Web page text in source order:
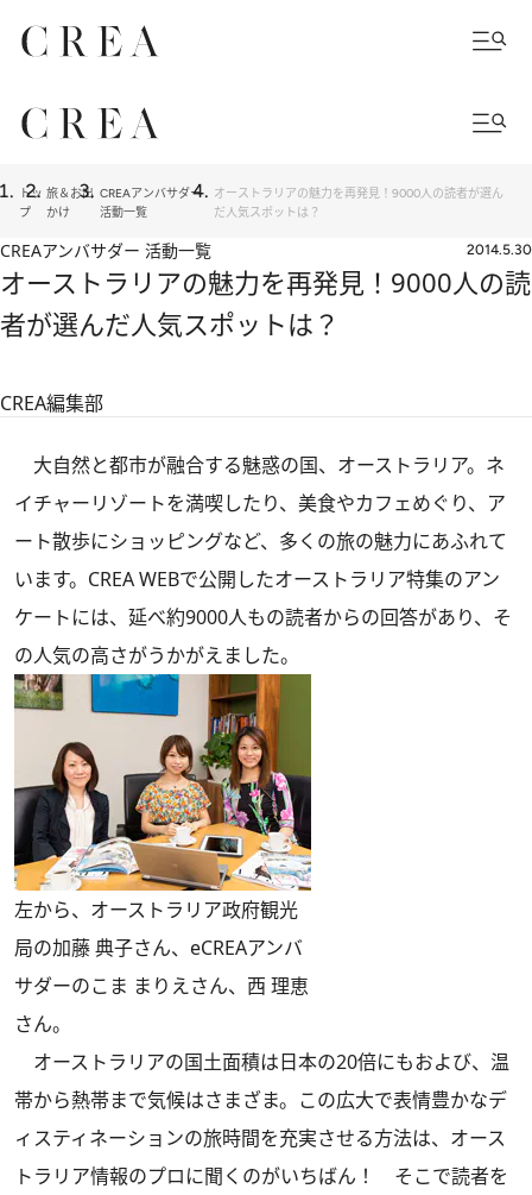
トッ
プ
旅＆お出
かけ
CREAアンバサダー
活動一覧
オーストラリアの魅力を再発見！9000人の読者が選ん
だ人気スポットは？
CREAアンバサダー 活動一覧 2014.5.30
オーストラリアの魅力を再発見！9000人の読
者が選んだ人気スポットは？
CREA編集部
大自然と都市が融合する魅惑の国、オーストラリア。ネ
イチャーリゾートを満喫したり、美食やカフェめぐり、ア
ート散歩にショッピングなど、多くの旅の魅力にあふれて
います。CREA WEBで公開したオーストラリア特集のアン
ケートには、延べ約9000人もの読者からの回答があり、そ
の人気の高さがうかがえました。
左から、オーストラリア政府観光
局の加藤 典子さん、eCREAアンバ
サダーのこま まりえさん、西 理恵
さん。
オーストラリアの国土面積は日本の20倍にもおよび、温
帯から熱帯まで気候はさまざま。この広大で表情豊かなデ
ィスティネーションの旅時間を充実させる方法は、オース
トラリア情報のプロに聞くのがいちばん！ そこで読者を